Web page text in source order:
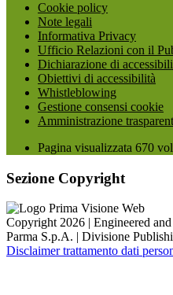
Cookie policy
Note legali
Informativa Privacy
Ufficio Relazioni con il
Dichiarazione di
Obiettivi di accessibilità
Whistleblowing
Gestione consensi cookie
Amministrazione
Pagina visualizzata 670
Sezione Copyright
Copyright 2026 | Engineered
Parma S.p.A. | Divisione
Disclaimer trattamento dati